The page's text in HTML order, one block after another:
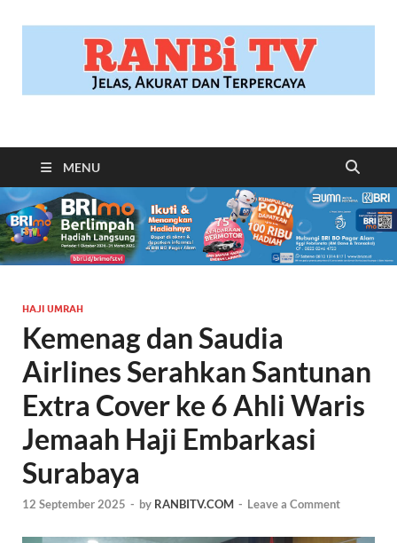
RANBITV.COM
MENU
HAJI UMRAH
Kemenag dan Saudia
Airlines Serahkan Santunan
Extra Cover ke 6 Ahli Waris
Jemaah Haji Embarkasi
Surabaya
12 September 2025 - by RANBITV.COM - Leave a Comment